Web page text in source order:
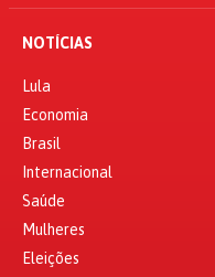
NOTÍCIAS
Lula
Economia
Brasil
Internacional
Saúde
Mulheres
Eleições